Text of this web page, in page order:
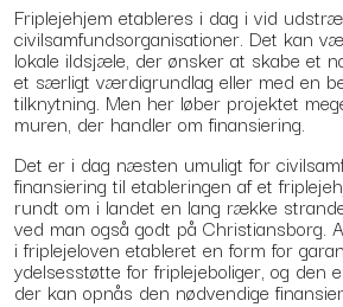
Friplejehjem etableres i dag i vid
civilsamfundsorganisationer. Det kan
lokale ildsjæle, der ønsker at skabe et
et særligt værdigrundlag eller med en
tilknytning. Men her løber projektet
muren, der handler om finansiering.
Det er i dag næsten umuligt for
finansiering til etableringen af et
rundt om i landet en lang række
ved man også godt på Christiansborg.
i friplejeloven etableret en form for
ydelsesstøtte for friplejeboliger, og den
der kan opnås den nødvendige